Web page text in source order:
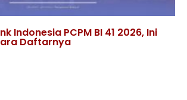
Indonesia PCPM BI 41 2026, Ini
Daftarnya